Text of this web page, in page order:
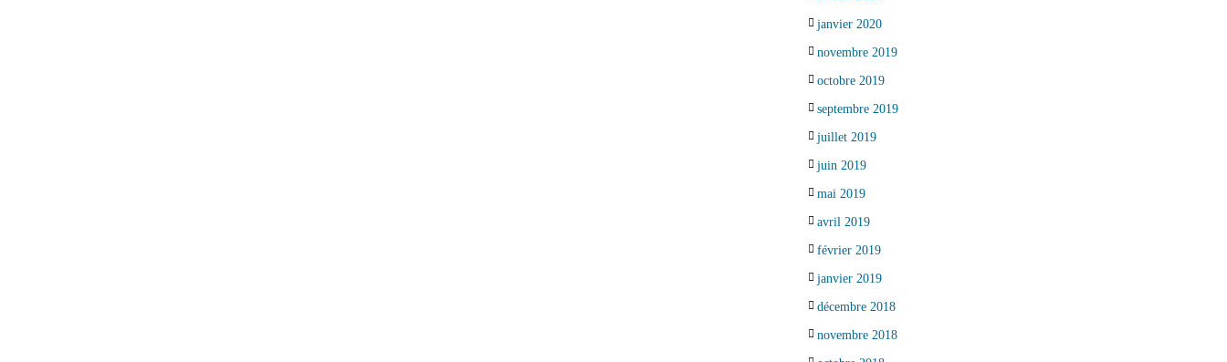
janvier 2020
novembre 2019
octobre 2019
septembre 2019
juillet 2019
juin 2019
mai 2019
avril 2019
février 2019
janvier 2019
décembre 2018
novembre 2018